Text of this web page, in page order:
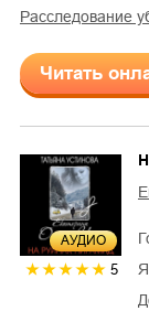
расследование
Читать
AУДИО
5